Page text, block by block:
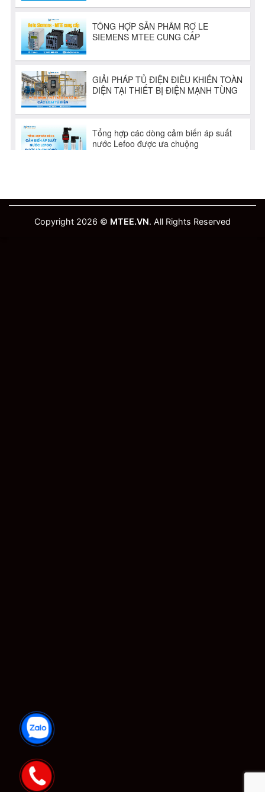
Copyright 2026 © MTEE.VN. All Rights Reserved